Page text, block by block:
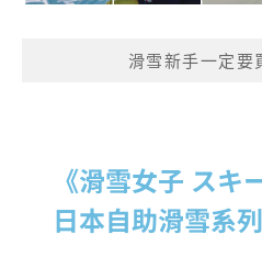
滑雪新手一定要